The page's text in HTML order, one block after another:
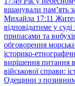
вшанували пам’ять
Михайла 17:11
відповідатиме у
припасами та
обговорення
історико-
вирішення питання
військової справи:
Одещини з